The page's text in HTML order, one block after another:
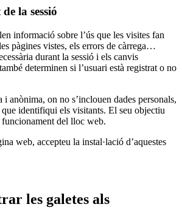
la sessió
informació sobre l’ús que les visites fan
pàgines vistes, els errors de càrrega…
durant la sessió i els canvis
determinen si l’usuari està registrat o no
anònima, on no s’inclouen dades personals,
identifiqui els visitants. El seu objectiu
del lloc web.
web, accepteu la instal·lació d’aquestes
les galetes als